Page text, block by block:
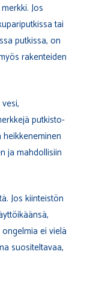
Jos
tai
putkissa, on
rakenteiden
putkisto-
ja mahdollisiin
Jos kiinteistön
ei vielä
suositeltavaa,